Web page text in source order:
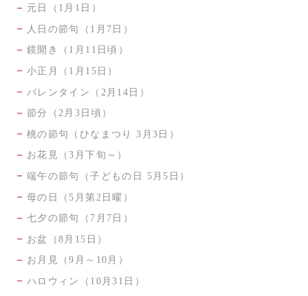
元日（1月1日）
人日の節句（1月7日）
鏡開き（1月11日頃）
小正月（1月15日）
バレンタイン（2月14日）
節分（2月3日頃）
桃の節句（ひなまつり 3月3日）
お花見（3月下旬～）
端午の節句（子どもの日 5月5日）
母の日（5月第2日曜）
七夕の節句（7月7日）
お盆（8月15日）
お月見（9月～10月）
ハロウィン（10月31日）